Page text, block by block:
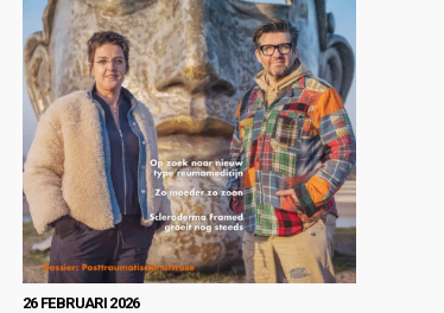
26 FEBRUARI 2026